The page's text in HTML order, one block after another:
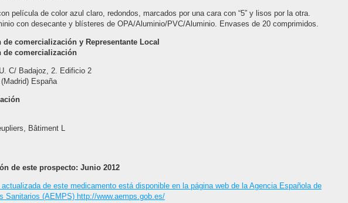
película de color azul claro, redondos, marcados por una cara con “5” y lisos por la otra.
con desecante y blísteres de OPA/Aluminio/PVC/Aluminio. Envases de 20 comprimidos.
comercialización y Representante Local
de comercialización
C/ Badajoz, 2. Edificio 2
España
Bâtiment L
de este prospecto: Junio 2012
de este medicamento está disponible en la página web de la Agencia Española de
Sanitarios (AEMPS) http://www.aemps.gob.es/